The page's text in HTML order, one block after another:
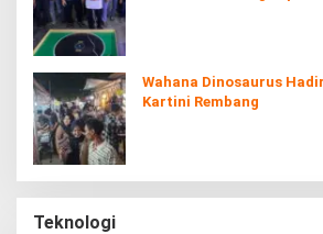
Wahana Dinosaurus
Kartini Rembang
Teknologi